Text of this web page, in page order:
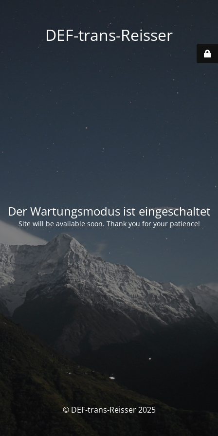
DEF-trans-Reisser
Der Wartungsmodus ist eingeschaltet
Site will be available soon. Thank you for your patience!
© DEF-trans-Reisser 2025